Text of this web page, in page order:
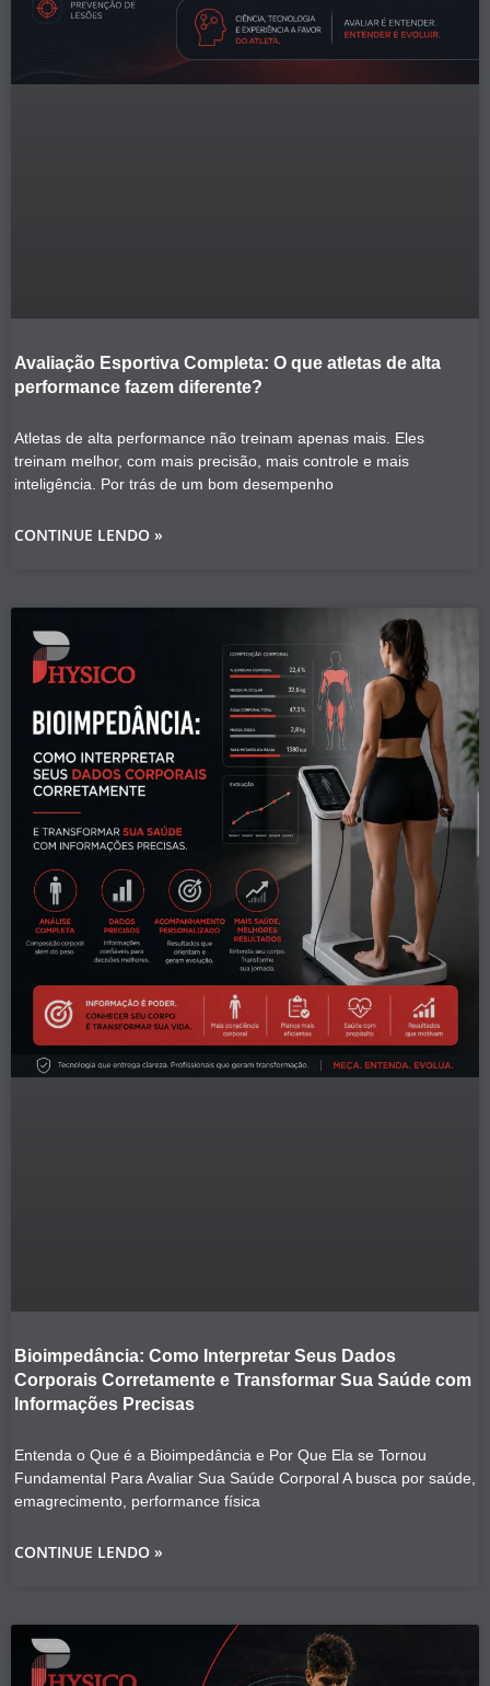
Avaliação Esportiva Completa: O que atletas de alta
performance fazem diferente?
Atletas de alta performance não treinam apenas mais. Eles
treinam melhor, com mais precisão, mais controle e mais
inteligência. Por trás de um bom desempenho
CONTINUE LENDO »
Bioimpedância: Como Interpretar Seus Dados
Corporais Corretamente e Transformar Sua Saúde com
Informações Precisas
Entenda o Que é a Bioimpedância e Por Que Ela se Tornou
Fundamental Para Avaliar Sua Saúde Corporal A busca por saúde,
emagrecimento, performance física
CONTINUE LENDO »